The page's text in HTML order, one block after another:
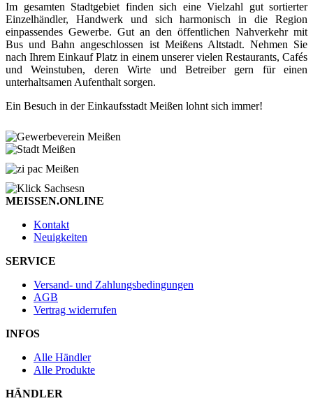
Im gesamten Stadtgebiet finden sich eine Vielzahl gut sortierter
Einzelhändler, Handwerk und sich harmonisch in die Region
einpassendes Gewerbe. Gut an den öffentlichen Nahverkehr mit
Bus und Bahn angeschlossen ist Meißens Altstadt. Nehmen Sie
nach Ihrem Einkauf Platz in einem unserer vielen Restaurants, Cafés
und Weinstuben, deren Wirte und Betreiber gern für einen
unterhaltsamen Aufenthalt sorgen.
Ein Besuch in der Einkaufsstadt Meißen lohnt sich immer!
MEISSEN.ONLINE
Kontakt
Neuigkeiten
SERVICE
Versand- und Zahlungsbedingungen
AGB
Vertrag widerrufen
INFOS
Alle Händler
Alle Produkte
HÄNDLER